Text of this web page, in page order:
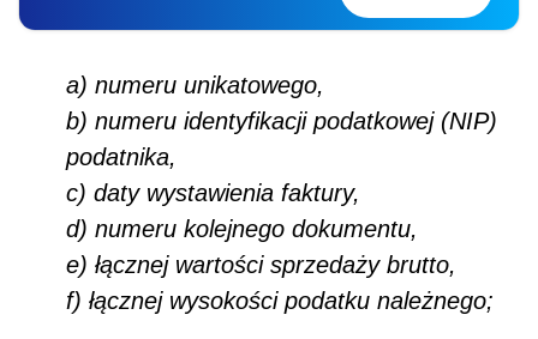
a) numeru unikatowego,
b) numeru identyfikacji podatkowej (NIP)
podatnika,
c) daty wystawienia faktury,
d) numeru kolejnego dokumentu,
e) łącznej wartości sprzedaży brutto,
f) łącznej wysokości podatku należnego;